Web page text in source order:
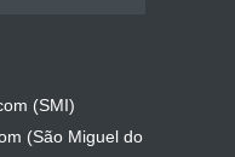
(SMI)
(São Miguel do